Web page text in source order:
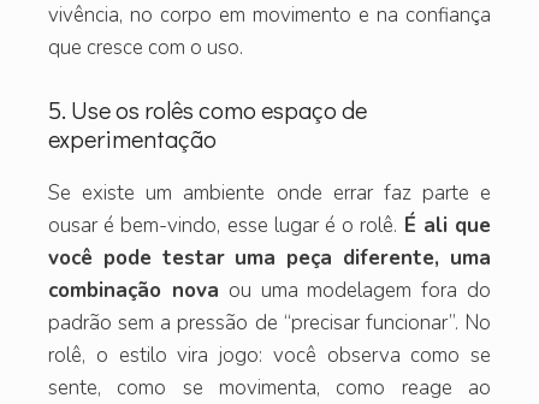
vivência, no corpo em movimento e na confiança
que cresce com o uso.
5. Use os rolês como espaço de
experimentação
Se existe um ambiente onde errar faz parte e
ousar é bem-vindo, esse lugar é o rolê. É ali que
você pode testar uma peça diferente, uma
combinação nova ou uma modelagem fora do
padrão sem a pressão de “precisar funcionar”. No
rolê, o estilo vira jogo: você observa como se
sente, como se movimenta, como reage ao